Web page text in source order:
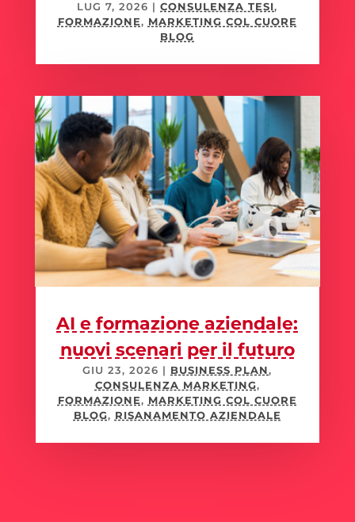
LUG 7, 2026 |CONSULENZA TESI,
FORMAZIONE, MARKETING COL CUORE
BLOG
AI e formazione aziendale:
nuovi scenari per il futuro
GIU 23, 2026 | BUSINESS PLAN,
CONSULENZA MARKETING,
FORMAZIONE, MARKETING COL CUORE
BLOG, RISANAMENTO AZIENDALE